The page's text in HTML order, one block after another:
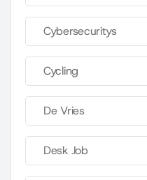
Cybersecuritys
Cycling
De Vries
Desk Job